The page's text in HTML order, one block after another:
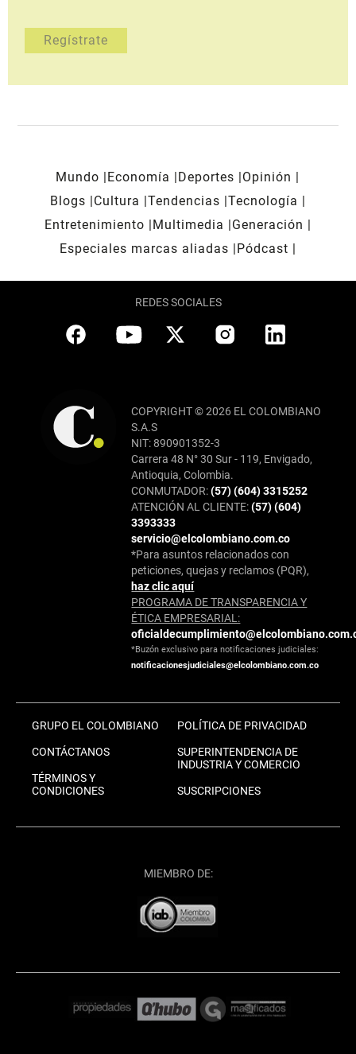
Mundo Economía Deportes
Opinión
Blogs
Cultura Tendencias Tecnología
Entretenimiento
Multimedia
Generación
Especiales marcas aliadas
Pódcast
REDES SOCIALES
COPYRIGHT © 2026 EL COLOMBIANO
S.A.S
NIT: 890901352-3
Carrera 48 N° 30 Sur - 119, Envigado,
Antioquia, Colombia.
CONMUTADOR:(57) (604) 3315252
ATENCIÓN AL CLIENTE:(57) (604)
3393333
servicio@elcolombiano.com.co
*Para asuntos relacionados con
peticiones, quejas y reclamos (PQR),
haz clic aquí
PROGRAMA DE TRANSPARENCIA Y
ÉTICA EMPRESARIAL:
*Buzón exclusivo para notificaciones judiciales:
notificacionesjudiciales@elcolombiano.com.co
GRUPO EL COLOMBIANO
CONTÁCTANOS
TÉRMINOS Y
CONDICIONES
POLÍTICA DE PRIVACIDAD
SUPERINTENDENCIA DE
INDUSTRIA Y COMERCIO
SUSCRIPCIONES
MIEMBRO DE: